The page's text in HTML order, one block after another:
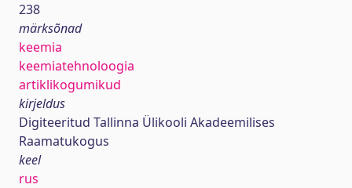
238
märksõnad
keemia
keemiatehnoloogia
artiklikogumikud
kirjeldus
Digiteeritud Tallinna Ülikooli Akadeemilises
Raamatukogus
keel
rus